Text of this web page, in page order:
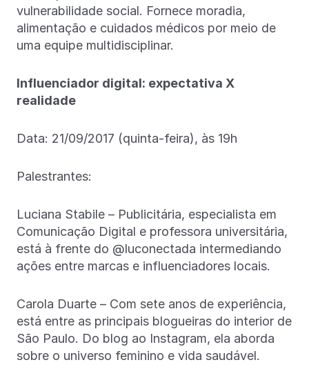
vulnerabilidade social. Fornece moradia,
alimentação e cuidados médicos por meio de
uma equipe multidisciplinar.
Influenciador digital: expectativa X
realidade
Data: 21/09/2017 (quinta-feira), às 19h
Palestrantes:
Luciana Stabile – Publicitária, especialista em
Comunicação Digital e professora universitária,
está à frente do @luconectada intermediando
ações entre marcas e influenciadores locais.
Carola Duarte – Com sete anos de experiência,
está entre as principais blogueiras do interior de
São Paulo. Do blog ao Instagram, ela aborda
sobre o universo feminino e vida saudável.